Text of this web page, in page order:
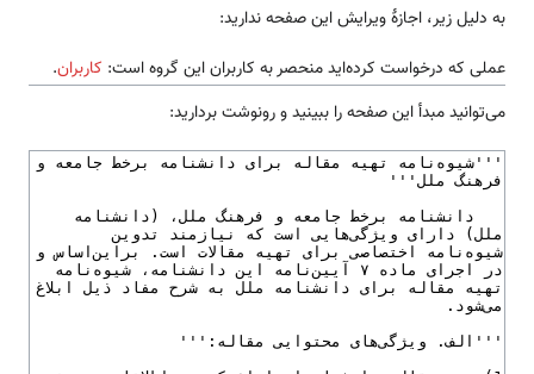
به دلیل زیر، اجازهٔ ویرایش این صفحه ندارید:
عملی که درخواست کرده‌اید منحصر به کاربران این گروه است: کاربران.
می‌توانید مبدأ این صفحه را ببینید و رونوشت بردارید: